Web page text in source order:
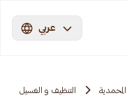
عربي
المحمدية التنظيف و الغسيل